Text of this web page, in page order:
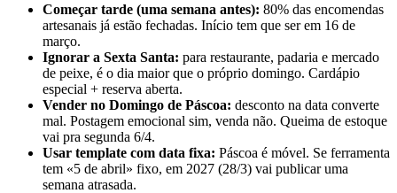
Começar tarde (uma semana antes): 80% das encomendas
artesanais já estão fechadas. Início tem que ser em 16 de
março.
Ignorar a Sexta Santa: para restaurante, padaria e mercado
de peixe, é o dia maior que o próprio domingo. Cardápio
especial + reserva aberta.
Vender no Domingo de Páscoa: desconto na data converte
mal. Postagem emocional sim, venda não. Queima de estoque
vai pra segunda 6/4.
Usar template com data fixa: Páscoa é móvel. Se ferramenta
tem «5 de abril» fixo, em 2027 (28/3) vai publicar uma
semana atrasada.